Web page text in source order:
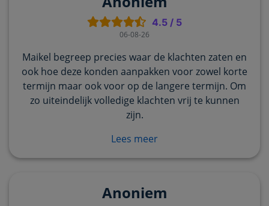
4.5/ 5
06-08-26
Maikel begreep precies waar de klachten zaten en
ook hoe deze konden aanpakken voor zowel korte
termijn maar ook voor op de langere termijn. Om
zo uiteindelijk volledige klachten vrij te kunnen
zijn.
Lees meer
Anoniem